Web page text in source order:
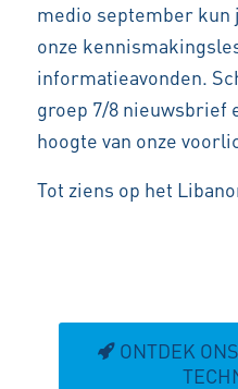
medio september kun
onze
informatieavonden.
groep 7/8 nieuwsbrief
hoogte van onze
Tot ziens op het
ONTDEK